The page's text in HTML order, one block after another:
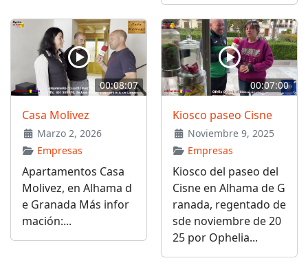
00:08:07
Casa Molivez
Marzo 2, 2026
Empresas
Apartamentos Casa
Molivez, en Alhama d
e Granada Más infor
mación:...
00:07:00
Kiosco paseo Cisne
Noviembre 9, 2025
Empresas
Kiosco del paseo del
Cisne en Alhama de G
ranada, regentado de
sde noviembre de 20
25 por Ophelia...